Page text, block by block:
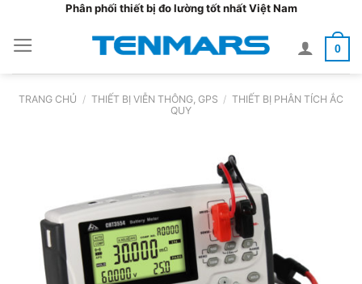
nội
dung
Phân phối thiết bị đo lường tốt nhất Việt Nam
0
TRANG CHỦ / THIẾT BỊ VIỄN THÔNG, GPS / THIẾT BỊ PHÂN TÍCH ẮC
QUY